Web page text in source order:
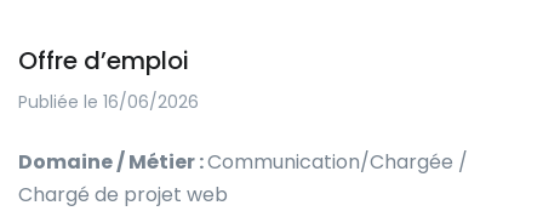
Offre d’emploi
Publiée le 16/06/2026
Domaine / Métier :Communication/Chargée /
Chargé de projet web